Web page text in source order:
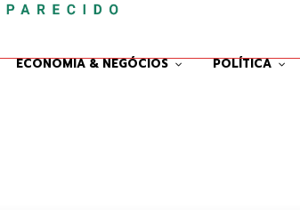
ECONOMIA & NEGÓCIOS POLÍTICA